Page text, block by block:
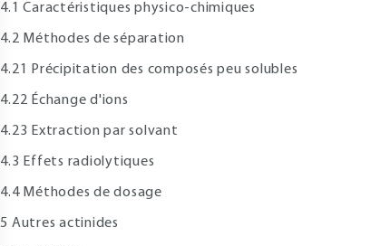
Caractéristiques physico-chimiques
Méthodes de séparation
Précipitation des composés peu solubles
Échange d'ions
Extraction par solvant
Effets radiolytiques
Méthodes de dosage
Autres actinides